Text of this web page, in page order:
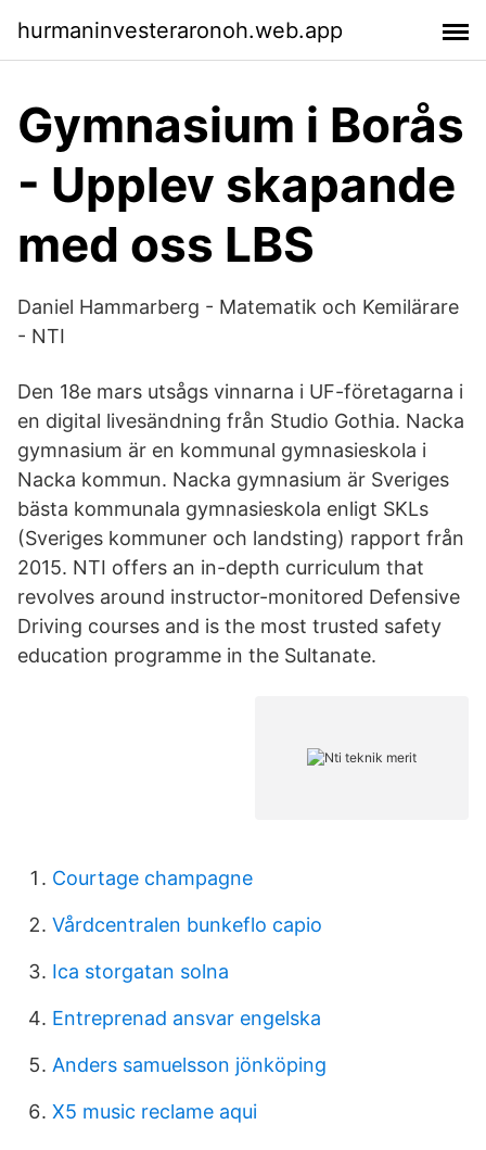
hurmaninvesteraronoh.web.app
Gymnasium i Borås
- Upplev skapande
med oss LBS
Daniel Hammarberg - Matematik och Kemilärare
- NTI
Den 18e mars utsågs vinnarna i UF-företagarna i
en digital livesändning från Studio Gothia. Nacka
gymnasium är en kommunal gymnasieskola i
Nacka kommun. Nacka gymnasium är Sveriges
bästa kommunala gymnasieskola enligt SKLs
(Sveriges kommuner och landsting) rapport från
2015. NTI offers an in-depth curriculum that
revolves around instructor-monitored Defensive
Driving courses and is the most trusted safety
education programme in the Sultanate.
Courtage champagne
Vårdcentralen bunkeflo capio
Ica storgatan solna
Entreprenad ansvar engelska
Anders samuelsson jönköping
X5 music reclame aqui